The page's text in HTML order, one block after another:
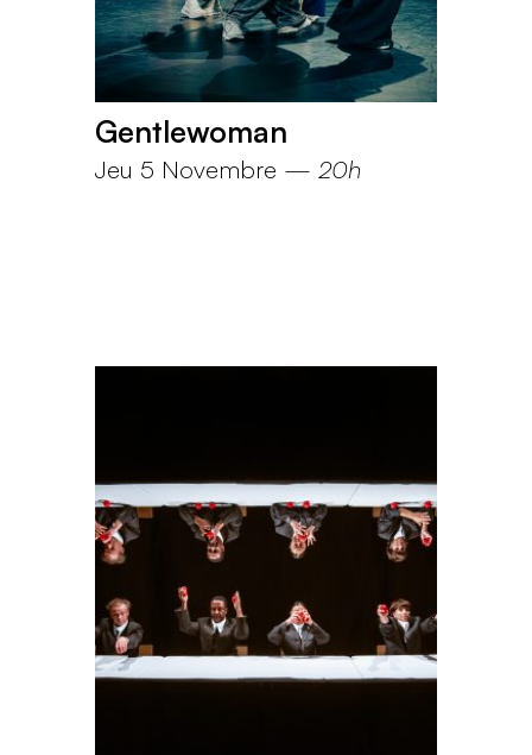
Gentlewoman
Jeu 5 Novembre — 20h